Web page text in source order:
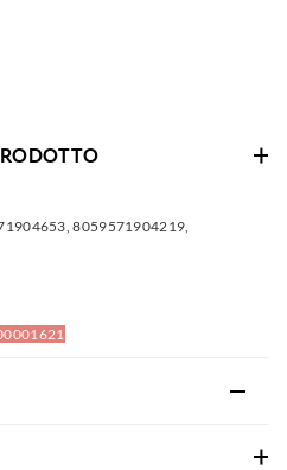
8059571904219,